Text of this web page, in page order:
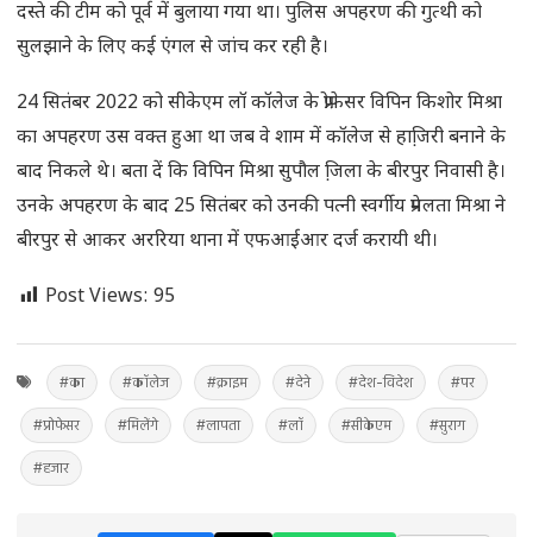
दस्ते की टीम को पूर्व में बुलाया गया था। पुलिस अपहरण की गुत्थी को
सुलझाने के लिए कई एंगल से जांच कर रही है।
24 सितंबर 2022 को सीकेएम लॉ कॉलेज के प्रोफ़ेसर विपिन किशोर मिश्रा
का अपहरण उस वक्त हुआ था जब वे शाम में कॉलेज से हाजि़री बनाने के
बाद निकले थे। बता दें कि विपिन मिश्रा सुपौल जि़ला के बीरपुर निवासी है।
उनके अपहरण के बाद 25 सितंबर को उनकी पत्नी स्वर्गीय प्रेमलता मिश्रा ने
बीरपुर से आकर अररिया थाना में एफआईआर दर्ज करायी थी।
Post Views: 95
#का #कॉलेज #क्राइम #देने #देश-विदेश #पर
#प्रोफेसर #मिलेंगे #लापता #लॉ #सीकेएम #सुराग
#हजार